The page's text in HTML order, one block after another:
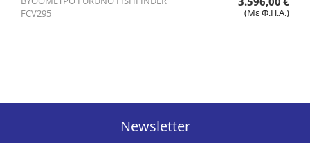
FCV295
(Με Φ.Π.Α.)
Newsletter